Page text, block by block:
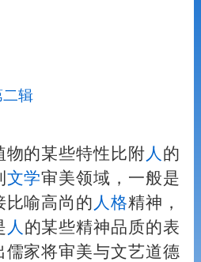
二辑
物的某些特性比附 人 的
文学审美领域，一般是
比喻高尚的 人格精神，
人 的某些精神品质的表
儒家将审美与文艺道德